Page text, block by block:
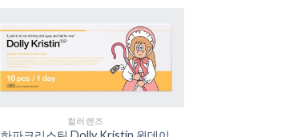
Add to
Wishlist
컬러렌즈